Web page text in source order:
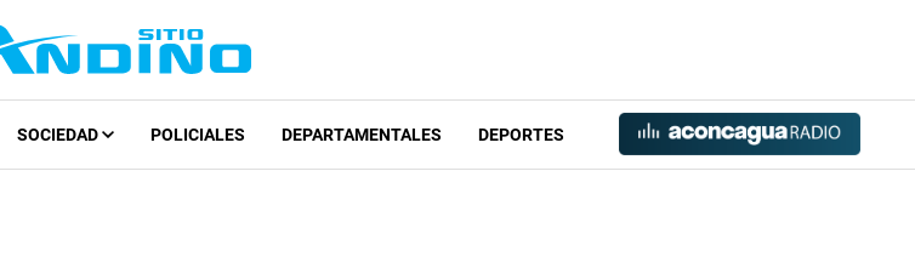
SOCIEDAD POLICIALES DEPARTAMENTALES DEPORTES